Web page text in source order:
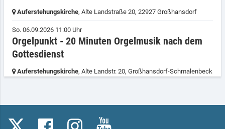
Auferstehungskirche, Alte Landstraße 20, 22927 Großhansdorf
So. 06.09.2026 11:00 Uhr
Orgelpunkt - 20 Minuten Orgelmusik nach dem
Gottesdienst
Auferstehungskirche, Alte Landstr. 20, Großhansdorf-Schmalenbeck